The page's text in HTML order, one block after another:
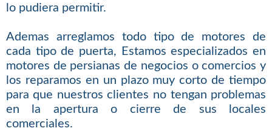
lo pudiera permitir.
Ademas arreglamos todo tipo de motores de
cada tipo de puerta, Estamos especializados en
motores de persianas de negocios o comercios y
los reparamos en un plazo muy corto de tiempo
para que nuestros clientes no tengan problemas
en la apertura o cierre de sus locales
comerciales.